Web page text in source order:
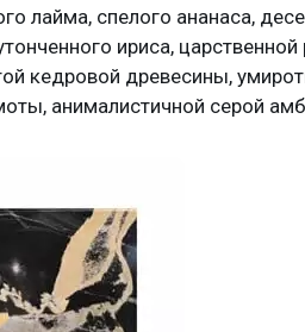
лайма, спелого ананаса,
ириса,
кедровой древесины,
анималистичной серой